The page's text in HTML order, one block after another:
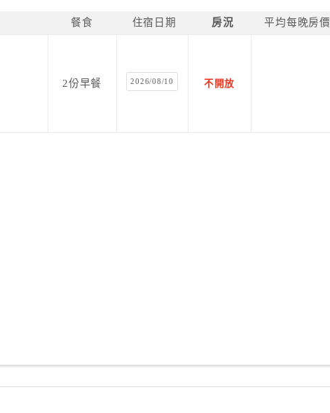
餐食 住宿日期 房況 平均每晚房價
2份早餐 2026/08/10 不開放